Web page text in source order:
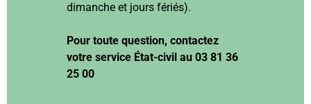
dimanche et jours fériés).
Pour toute question, contactez
votre service État-civil au 03 81 36
25 00